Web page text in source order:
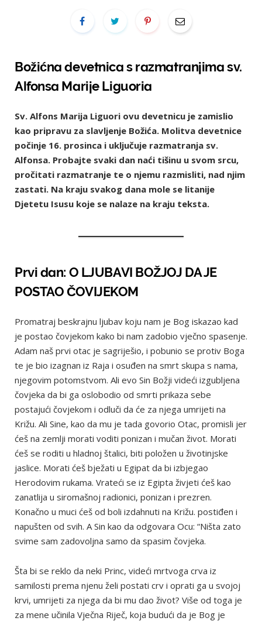
Božićna devetnica s razmatranjima sv.
Alfonsa Marije Liguoria
Sv. Alfons Marija Liguori ovu devetnicu je zamislio
kao pripravu za slavljenje Božića. Molitva devetnice
počinje 16. prosinca i uključuje razmatranja sv.
Alfonsa. Probajte svaki dan naći tišinu u svom srcu,
pročitati razmatranje te o njemu razmisliti, nad njim
zastati. Na kraju svakog dana mole se litanije
Djetetu Isusu koje se nalaze na kraju teksta.
Prvi dan: O LJUBAVI BOŽJOJ DA JE
POSTAO ČOVIJEKOM
Promatraj beskrajnu ljubav koju nam je Bog iskazao kad
je postao čovjekom kako bi nam zadobio vječno spasenje.
Adam naš prvi otac je sagriješio, i pobunio se protiv Boga
te je bio izagnan iz Raja i osuđen na smrt skupa s nama,
njegovim potomstvom. Ali evo Sin Božji videći izgubljena
čovjeka da bi ga oslobodio od smrti prikaza sebe
postajući čovjekom i odluči da će za njega umrijeti na
Križu. Ali Sine, kao da mu je tada govorio Otac, promisli jer
ćeš na zemlji morati voditi ponizan i mučan život. Morati
ćeš se roditi u hladnoj štalici, biti položen u životinjske
jaslice. Morati ćeš bježati u Egipat da bi izbjegao
Herodovim rukama. Vrateći se iz Egipta živjeti ćeš kao
zanatlija u siromašnoj radionici, ponizan i prezren.
Konačno u muci ćeš od boli izdahnuti na Križu. postiđen i
napušten od svih. A Sin kao da odgovara Ocu: “Ništa zato
svime sam zadovoljna samo da spasim čovjeka.
Šta bi se reklo da neki Princ, videći mrtvoga crva iz
samilosti prema njenu želi postati crv i oprati ga u svojoj
krvi, umrijeti za njega da bi mu dao život? Više od toga je
za mene učinila Vječna Riječ, koja budući da je Bog je